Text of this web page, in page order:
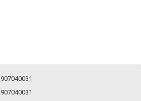
907040031
907040031